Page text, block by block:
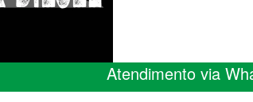
Atendimento via